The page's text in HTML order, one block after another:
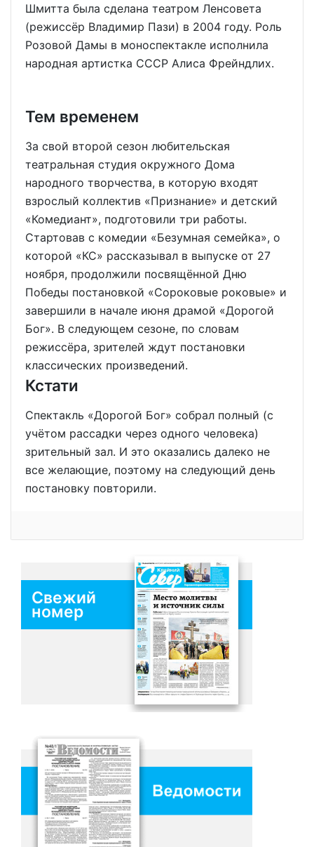
Шмитта была сделана театром Ленсовета
(режиссёр Владимир Пази) в 2004 году. Роль
Розовой Дамы в моноспектакле исполнила
народная артистка СССР Алиса Фрейндлих.
Тем временем
За свой второй сезон любительская
театральная студия окружного Дома
народного творчества, в которую входят
взрослый коллектив «Признание» и детский
«Комедиант», подготовили три работы.
Стартовав с комедии «Безумная семейка», о
которой «КС» рассказывал в выпуске от 27
ноября, продолжили посвящённой Дню
Победы постановкой «Сороковые роковые» и
завершили в начале июня драмой «Дорогой
Бог». В следующем сезоне, по словам
режиссёра, зрителей ждут постановки
классических произведений.
Кстати
Спектакль «Дорогой Бог» собрал полный (с
учётом рассадки через одного человека)
зрительный зал. И это оказались далеко не
все желающие, поэтому на следующий день
постановку повторили.
Свежий
номер